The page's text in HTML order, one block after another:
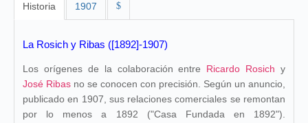
Historia 1907 $
La Rosich y Ribas ([1892]-1907)
Los orígenes de la colaboración entre Ricardo Rosich y
José Ribas no se conocen con precisión. Según un anuncio,
publicado en 1907, sus relaciones comerciales se remontan
por lo menos a 1892 ("Casa Fundada en 1892").